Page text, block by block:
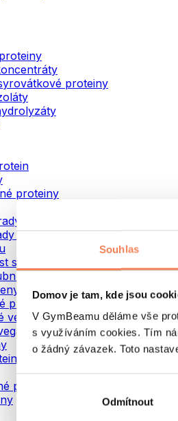
Souhlas
Domov je tam, kde jsou
V GymBeamu děláme vše
s využíváním cookies. Tím
o žádný závazek. Toto
Odmítnout
proteiny
proteiny
stravy
to drink nápoje
svalů
proteiny
veganské proteiny
proteiny
proteiny